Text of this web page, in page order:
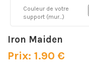
Couleur de votre
support (mur...)
Iron Maiden
Prix: 1.90 €